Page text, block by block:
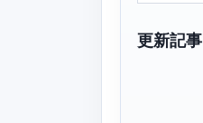
更新記事